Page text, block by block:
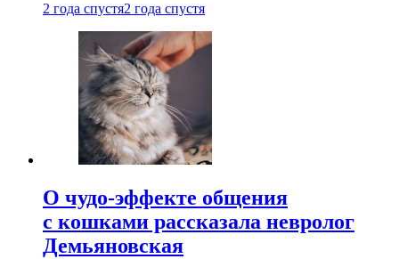
2 года спустя2 года спустя
О чудо-эффекте общения
с кошками рассказала невролог
Демьяновская